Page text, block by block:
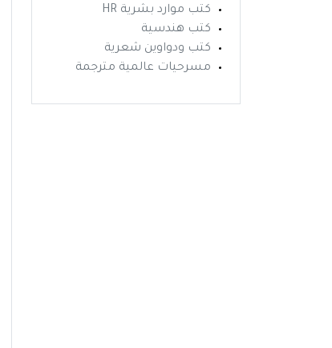
كتب موارد بشرية HR
كتب هندسية
كتب ودواوين شعرية
مسرحيات عالمية مترجمة